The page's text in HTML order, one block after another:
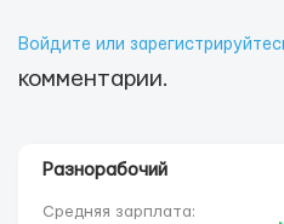
Войдите или
комментарии.
Разнорабочий
Средняя зарплата: